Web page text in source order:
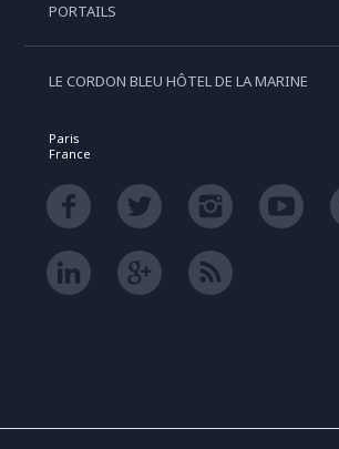
PORTAILS
LE CORDON BLEU HÔTEL DE LA MARINE
Paris
France